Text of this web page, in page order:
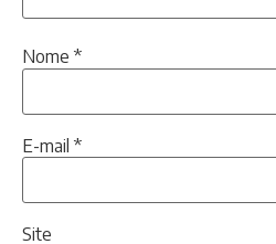
Nome *
E-mail *
Site